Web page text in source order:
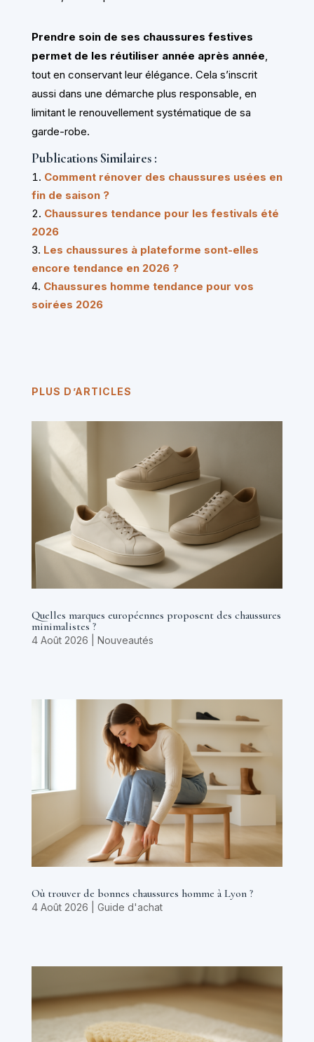
Prendre soin de ses chaussures festives
permet de les réutiliser année après année,
tout en conservant leur élégance. Cela s’inscrit
aussi dans une démarche plus responsable, en
limitant le renouvellement systématique de sa
garde-robe.
Publications Similaires :
Comment rénover des chaussures usées en
fin de saison ?
Chaussures tendance pour les festivals été
2026
Les chaussures à plateforme sont-elles
encore tendance en 2026 ?
Chaussures homme tendance pour vos
soirées 2026
PLUS D’ARTICLES
Quelles marques européennes proposent des chaussures
minimalistes ?
4 Août 2026 Nouveautés
Où trouver de bonnes chaussures homme à Lyon ?
4 Août 2026 Guide d'achat